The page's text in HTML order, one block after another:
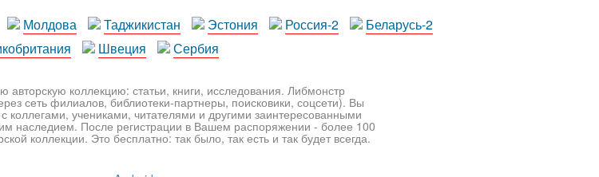
Молдова Таджикистан Эстония Россия-2
Беларусь-2
Швеция Сербия
коллекцию: статьи, книги, исследования. Либмонстр
сеть филиалов, библиотеки-партнеры, поисковики, соцсети). Вы
коллегами, учениками, читателями и другими заинтересованными
наследием. После регистрации в Вашем распоряжении - более 100
коллекции. Это бесплатно: так было, так есть и так будет всегда.